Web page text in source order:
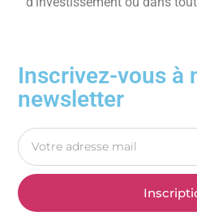
Inscrivez-vous à
newsletter